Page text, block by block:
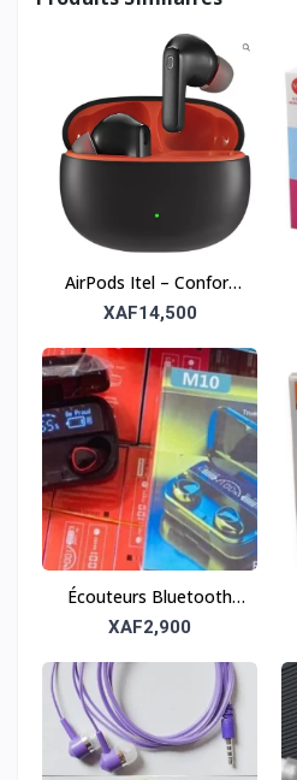
AirPods Itel – Confort
sans fil et qualité
XAF14,500
Écouteurs Bluetooth
M10 – L’expérience
XAF2,900